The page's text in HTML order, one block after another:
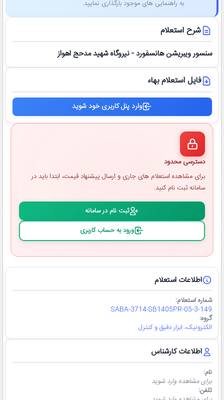
اطلاعات استعلام
شماره استعلام:
SABA-3714-SB1405PR-05-3-149
گروه:
الکترونیک، ابزار دقیق و کنترل
اطلاعات کارشناس
نام:
برای مشاهده وارد شوید
تلفن:
به راهنمایی ‌های موجود بارگذاری نمایید.
شرح استعلام
سنسور ویبریشن هانسفورد - نیروگاه شهید مدحج اهواز
فایل استعلام بهاء
وارد پنل کاربری خود شوید
دسترسی محدود
برای مشاهده استعلام ‌های جاری و ارسال پیشنهاد قیمت، ابتدا باید در
سامانه ثبت ‌نام کنید.
ثبت ‌نام در سامانه
ورود به حساب کاربری